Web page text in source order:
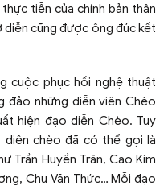
tiễn của chính bản thân
diễn cũng được ông đúc kết
cuộc phục hồi nghệ thuật
những diễn viên Chèo
hiện đạo diễn Chèo. Tuy
diễn chèo đã có thể gọi là
Trần Huyền Trân, Cao Kim
Chu Văn Thức… Mỗi đạo